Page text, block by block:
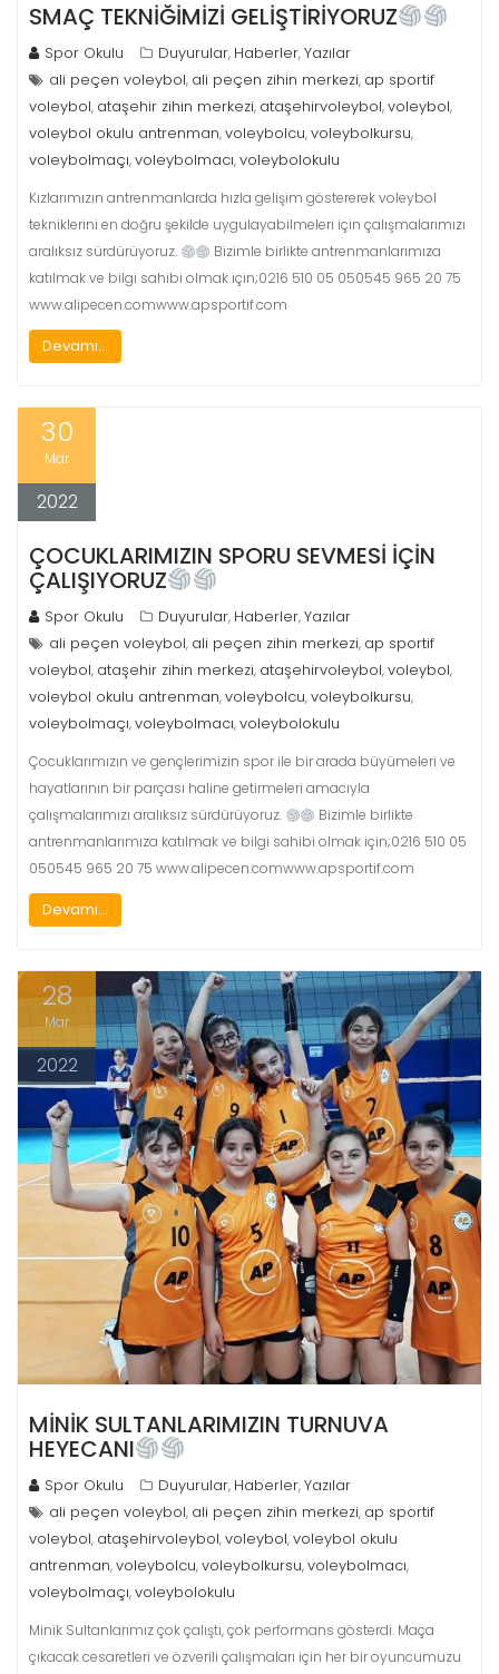
SMAÇ TEKNİĞİMİZİ GELİŞTİRİYORUZ
Spor Okulu Duyurular, Haberler,Yazılar
ali peçen voleybol, ali peçen zihin merkezi, ap sportif
voleybol, ataşehir zihin merkezi, ataşehirvoleybol,voleybol,
voleybol okulu antrenman,voleybolcu,voleybolkursu,
voleybolmaçı,voleybolmacı,voleybolokulu
Kızlarımızın antrenmanlarda hızla gelişim göstererek voleybol
tekniklerini en doğru şekilde uygulayabilmeleri için çalışmalarımızı
aralıksız sürdürüyoruz.
Bizimle birlikte antrenmanlarımıza
katılmak ve bilgi sahibi olmak için;0216 510 05 050545 965 20 75
www.alipecen.comwww.apsportif.com
Devamı...
30
Mar
2022
ÇOCUKLARIMIZIN SPORU SEVMESİ İÇİN
ÇALIŞIYORUZ
Spor Okulu Duyurular, Haberler,Yazılar
ali peçen voleybol, ali peçen zihin merkezi, ap sportif
voleybol, ataşehir zihin merkezi, ataşehirvoleybol,voleybol,
voleybol okulu antrenman,voleybolcu,voleybolkursu,
voleybolmaçı,voleybolmacı,voleybolokulu
Çocuklarımızın ve gençlerimizin spor ile bir arada büyümeleri ve
hayatlarının bir parçası haline getirmeleri amacıyla
çalışmalarımızı aralıksız sürdürüyoruz.
Bizimle birlikte
antrenmanlarımıza katılmak ve bilgi sahibi olmak için;0216 510 05
050545 965 20 75 www.alipecen.comwww.apsportif.com
Devamı...
28
Mar
2022
MİNİK SULTANLARIMIZIN TURNUVA
HEYECANI
Spor Okulu Duyurular, Haberler,Yazılar
ali peçen voleybol, ali peçen zihin merkezi, ap sportif
voleybol, ataşehirvoleybol,voleybol,voleybol okulu
antrenman,voleybolcu,voleybolkursu,voleybolmacı,
voleybolmaçı,voleybolokulu
Minik Sultanlarımız çok çalıştı, çok performans gösterdi. Maça
çıkacak cesaretleri ve özverili çalışmaları için her bir oyuncumuzu